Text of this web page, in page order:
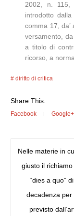
2002, n. 115,
introdotto
comma 17,
versamento,
a titolo di
ricorso, a
diritto di critica
Share This:
Facebook Google+
Nelle materie in
giusto il
“dies a quo”
decadenza per
previsto